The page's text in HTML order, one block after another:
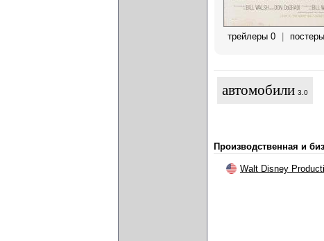
трейлеры 0
автомобили 3.0
Производственная и
Walt Disney